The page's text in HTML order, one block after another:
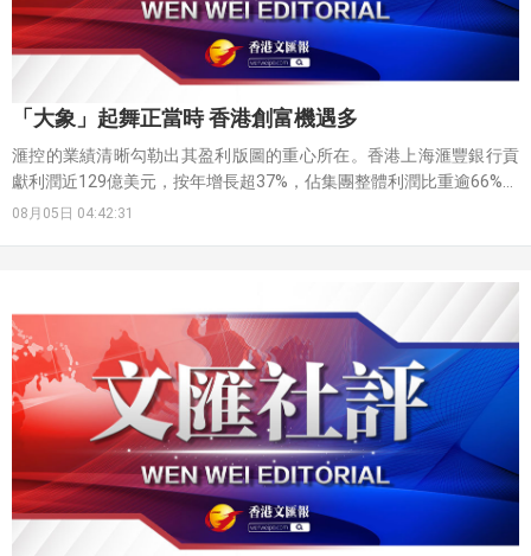
「大象」起舞正當時 香港創富機遇多
滙控的業績清晰勾勒出其盈利版圖的重心所在。香港上海滙豐銀行貢
獻利潤近129億美元，按年增長超37%，佔集團整體利潤比重逾66%。
連同內地業務成功扭虧為盈、錄得稅前盈利近18.4億美元，整個大中
08月05日 04:42:31